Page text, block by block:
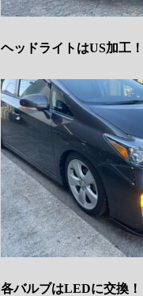
ヘッドライトはUS加工
各バルブはLEDに交換！